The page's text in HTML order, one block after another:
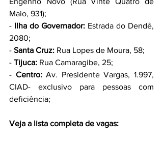
Maio, 931);
- Ilha do Governador: Estrada do Dendê,
2080;
- Santa Cruz: Rua Lopes de Moura, 58;
- Tijuca: Rua Camaragibe, 25;
- Centro: Av. Presidente Vargas, 1.997,
CIAD- exclusivo para pessoas com
deficiência;
Veja a lista completa de vagas: